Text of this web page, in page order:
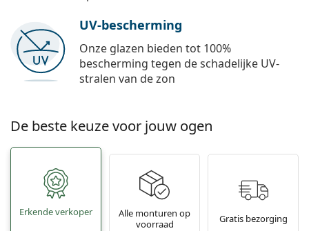
UV-bescherming
Onze glazen bieden tot 100%
bescherming tegen de schadelijke UV-
stralen van de zon
De beste keuze voor jouw ogen
Erkende verkoper
Alle monturen op
voorraad
Gratis bezorging